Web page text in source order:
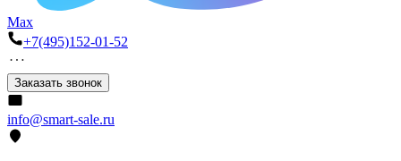
Max
+7(495)152-01-52
Заказать звонок
info@smart-sale.ru